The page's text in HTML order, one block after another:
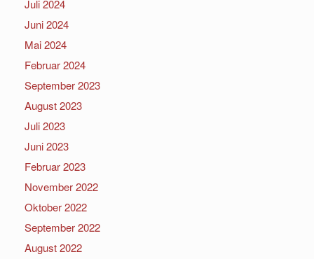
Juli 2024
Juni 2024
Mai 2024
Februar 2024
September 2023
August 2023
Juli 2023
Juni 2023
Februar 2023
November 2022
Oktober 2022
September 2022
August 2022